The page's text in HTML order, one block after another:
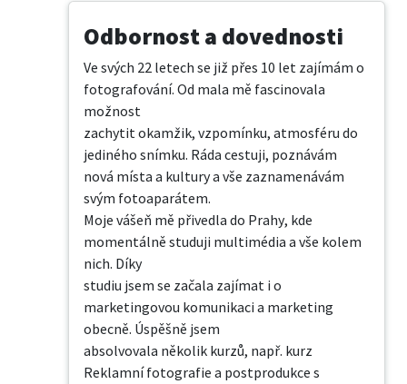
Odbornost a dovednosti
Ve svých 22 letech se již přes 10 let zajímám o
fotografování. Od mala mě fascinovala
možnost
zachytit okamžik, vzpomínku, atmosféru do
jediného snímku. Ráda cestuji, poznávám
nová místa a kultury a vše zaznamenávám
svým fotoaparátem.
Moje vášeň mě přivedla do Prahy, kde
momentálně studuji multimédia a vše kolem
nich. Díky
studiu jsem se začala zajímat i o
marketingovou komunikaci a marketing
obecně. Úspěšně jsem
absolvovala několik kurzů, např. kurz
Reklamní fotografie a postprodukce s